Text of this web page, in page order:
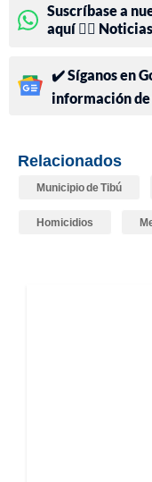
Suscríbase a
aquí 👉🏻
✔️ Síganos en
información de
Relacionados
Municipio de Tibú
Homicidios